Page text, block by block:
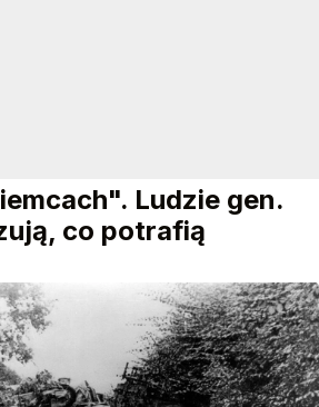
Ludzie gen.
co potrafią